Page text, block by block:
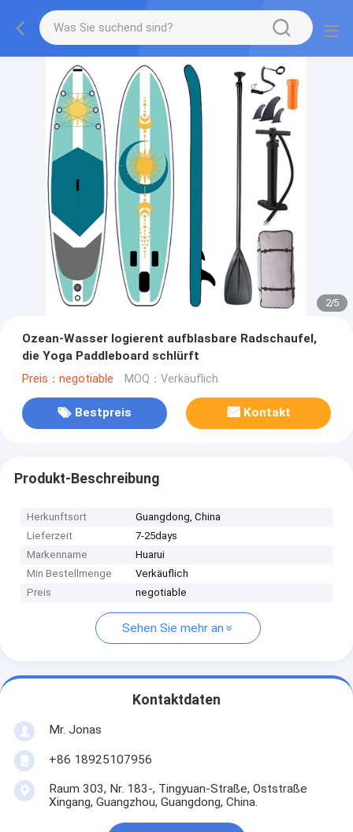
2/5
Ozean-Wasser logierent aufblasbare Radschaufel,
die Yoga Paddleboard schlürft
Preis：negotiable MOQ：Verkäuflich
Bestpreis Kontakt
Produkt-Beschreibung
Herkunftsort
Guangdong, China
Lieferzeit
7-25days
Markenname
Huarui
Min Bestellmenge
Verkäuflich
Preis
negotiable
Sehen Sie mehr an
Kontaktdaten
Mr. Jonas
+86 18925107956
Raum 303, Nr. 183-, Tingyuan-Straße, Oststraße
Xingang, Guangzhou, Guangdong, China.